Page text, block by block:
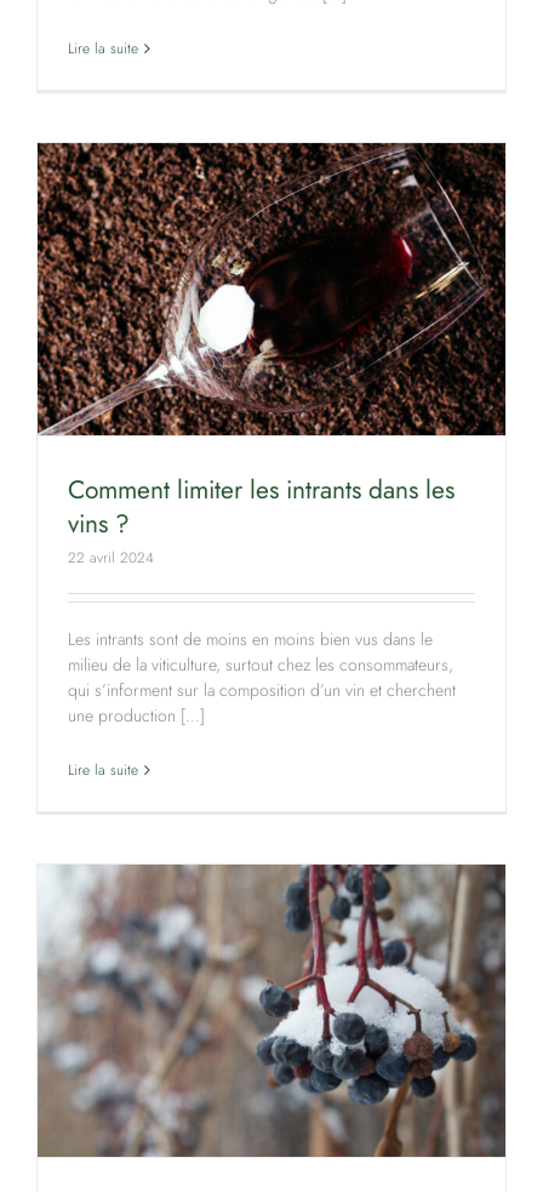
Lire la suite
Comment limiter les intrants dans les
vins ?
22 avril 2024
Les intrants sont de moins en moins bien vus dans le
milieu de la viticulture, surtout chez les consommateurs,
qui s’informent sur la composition d’un vin et cherchent
une production [...]
Lire la suite